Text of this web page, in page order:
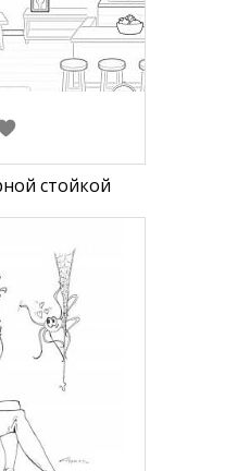
стойкой